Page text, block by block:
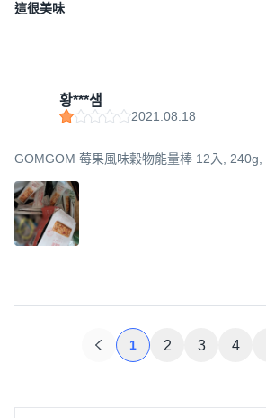
這很美味
황***샘
2021.08.18
GOMGOM 莓果風味穀物能量棒 12入, 240g,
1 2 3 4